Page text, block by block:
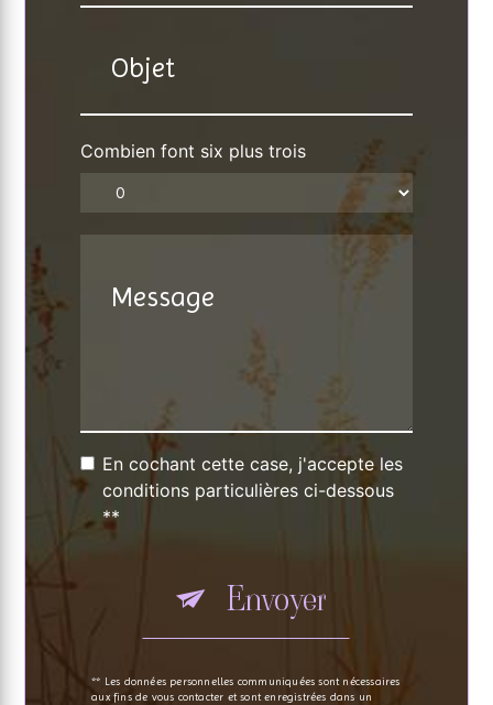
Combien font six plus trois
En cochant cette case, j'accepte les
conditions particulières ci-dessous
**
Envoyer
** Les données personnelles communiquées sont nécessaires
aux fins de vous contacter et sont enregistrées dans un